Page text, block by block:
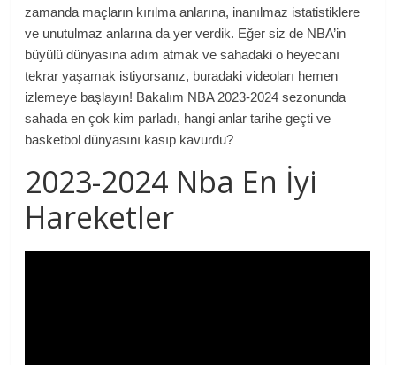
zamanda maçların kırılma anlarına, inanılmaz istatistiklere
ve unutulmaz anlarına da yer verdik. Eğer siz de NBA’in
büyülü dünyasına adım atmak ve sahadaki o heyecanı
tekrar yaşamak istiyorsanız, buradaki videoları hemen
izlemeye başlayın! Bakalım NBA 2023-2024 sezonunda
sahada en çok kim parladı, hangi anlar tarihe geçti ve
basketbol dünyasını kasıp kavurdu?
2023-2024 Nba En İyi
Hareketler